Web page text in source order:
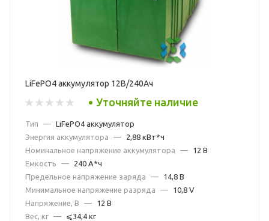
LiFePO4 аккумулятор 12В/240Ач
Уточняйте наличие
Тип — LiFePO4 аккумулятор
Энергия аккумулятора
—
2,88 кВт*ч
Номинальное напряжение аккумулятора
—
12 В
Емкость
—
240 А*ч
Предельное напряжение заряда
—
14,8 В
Минимальное напряжение разряда
—
10,8 V
Напряжение, В
—
12 В
Вес, кг —
⩽34,4 кг